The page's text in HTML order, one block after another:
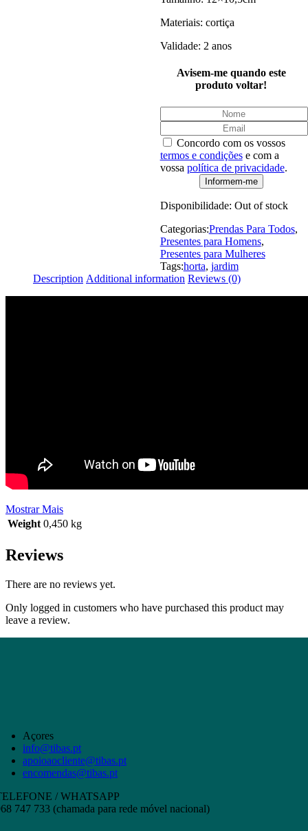
Materiais: cortiça
Validade: 2 anos
Avisem-me quando este
produto voltar!
Concordo com os vossos
termos e condiçõese com a
vossa política de privacidade.
Disponibilidade: Out of stock
Categorias:Prendas Para Todos,
Presentes para Homens,
Presentes para Mulheres
Tags:horta, jardim
Description Additional information Reviews (0)
Mostrar Mais
Weight 0,450 kg
Reviews
There are no reviews yet.
Only logged in customers who have purchased this product may
leave a review.
Açores
info@tibas.pt
apoioaocliente@tibas.pt
encomendas@tibas.pt
/ WHATSAPP
747 733 (chamada para rede móvel nacional)